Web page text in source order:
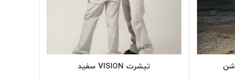
SELECT OPTIONS
تیشرت VISION سفید